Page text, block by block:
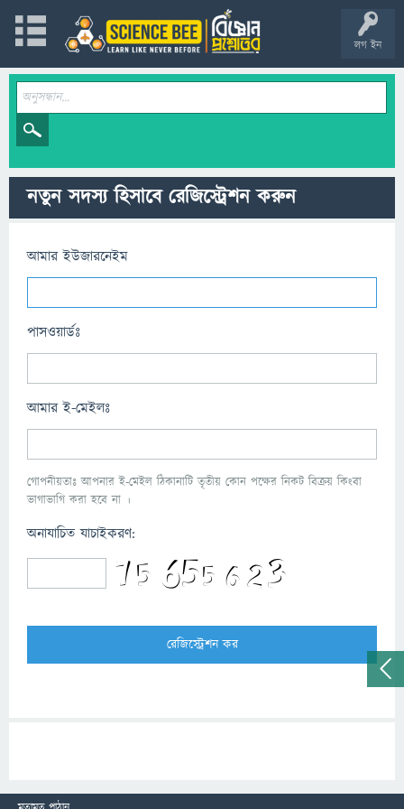
লগ ইন
নতুন সদস্য হিসাবে রেজিস্ট্রেশন করুন
আমার ইউজারনেইম
পাসওয়ার্ডঃ
আমার ই-মেইলঃ
গোপনীয়তাঃ আপনার ই-মেইল ঠিকানাটি তৃতীয় কোন পক্ষের নিকট বিক্রয় কিংবা
ভাগাভাগি করা হবে না ।
অনাযাচিত যাচাইকরণ: